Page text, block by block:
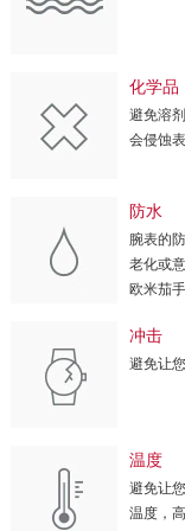
化学品
避免溶
会侵蚀
防水
腕表的
老化或
欧米茄
冲击
避免让
温度
避免让
温度，